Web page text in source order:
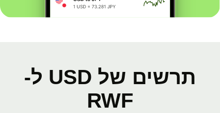
תרשים של USD ל-
RWF